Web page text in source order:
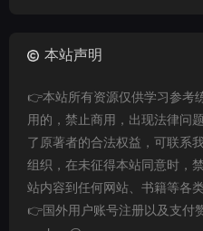
本站声明
👉本站所有资源仅供学习参考
用的，禁止商用，出现法律问
了原著者的合法权益，可联系
组织，在未征得本站同意时，
站内容到任何网站、书籍等各
👉国外用户账号注册以及支付